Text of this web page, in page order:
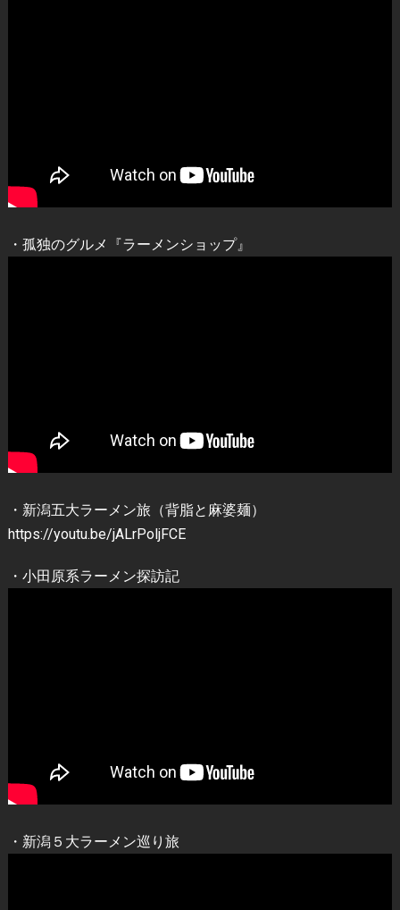
・孤独のグルメ『ラーメンショップ』
・新潟五大ラーメン旅（背脂と麻婆麺）
https://youtu.be/jALrPoljFCE
・小田原系ラーメン探訪記
・新潟５大ラーメン巡り旅